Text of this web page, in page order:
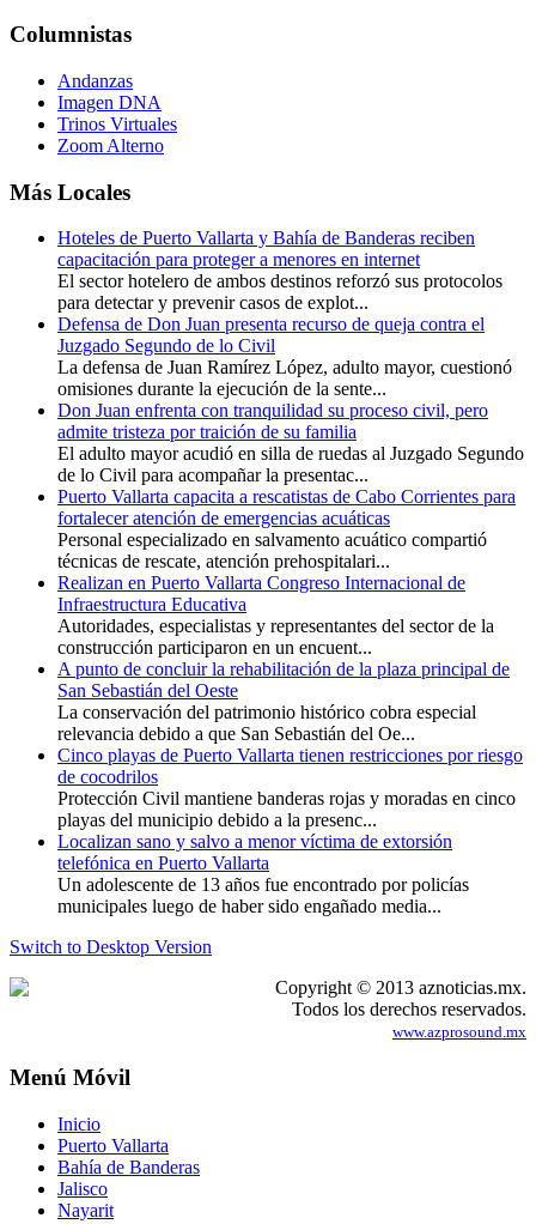
Columnistas
Andanzas
Imagen DNA
Trinos Virtuales
Zoom Alterno
Más Locales
Hoteles de Puerto Vallarta y Bahía de Banderas reciben
capacitación para proteger a menores en internet
El sector hotelero de ambos destinos reforzó sus protocolos
para detectar y prevenir casos de explot...
Defensa de Don Juan presenta recurso de queja contra el
Juzgado Segundo de lo Civil
La defensa de Juan Ramírez López, adulto mayor, cuestionó
omisiones durante la ejecución de la sente...
Don Juan enfrenta con tranquilidad su proceso civil, pero
admite tristeza por traición de su familia
El adulto mayor acudió en silla de ruedas al Juzgado Segundo
de lo Civil para acompañar la presentac...
Puerto Vallarta capacita a rescatistas de Cabo Corrientes para
fortalecer atención de emergencias acuáticas
Personal especializado en salvamento acuático compartió
técnicas de rescate, atención prehospitalari...
Realizan en Puerto Vallarta Congreso Internacional de
Infraestructura Educativa
Autoridades, especialistas y representantes del sector de la
construcción participaron en un encuent...
A punto de concluir la rehabilitación de la plaza principal de
San Sebastián del Oeste
La conservación del patrimonio histórico cobra especial
relevancia debido a que San Sebastián del Oe...
Cinco playas de Puerto Vallarta tienen restricciones por riesgo
de cocodrilos
Protección Civil mantiene banderas rojas y moradas en cinco
playas del municipio debido a la presenc...
Localizan sano y salvo a menor víctima de extorsión
telefónica en Puerto Vallarta
Un adolescente de 13 años fue encontrado por policías
municipales luego de haber sido engañado media...
Switch to Desktop Version
Copyright © 2013 aznoticias.mx.
Todos los derechos reservados.
www.azprosound.mx
Menú Móvil
Inicio
Puerto Vallarta
Bahía de Banderas
Jalisco
Nayarit